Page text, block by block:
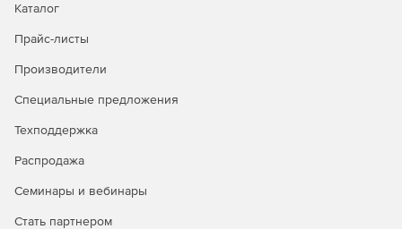
Каталог
Прайс-листы
Производители
Специальные предложения
Техподдержка
Распродажа
Семинары и вебинары
Стать партнером